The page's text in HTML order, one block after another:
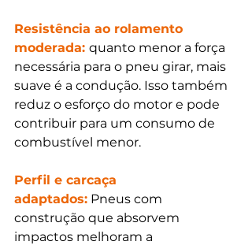
Resistência ao rolamento
moderada: quanto menor a força
necessária para o pneu girar, mais
suave é a condução. Isso também
reduz o esforço do motor e pode
contribuir para um consumo de
combustível menor.
Perfil e carcaça
adaptados: Pneus com
construção que absorvem
impactos melhoram a